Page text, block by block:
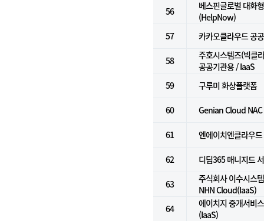
56
베스핀글로벌 대화
(HelpNow)
57
카카오클라우드 공
58
주호시스템즈(빅클
공공기관용 / IaaS
59
구루미 화상플랫폼
60 Genian Cloud NAC
61 엔에이치엔클라우
62 디딤365 매니지드
63
주식회사 이수시스
NHN Cloud(IaaS)
64
에이치지 중개서비
(IaaS)